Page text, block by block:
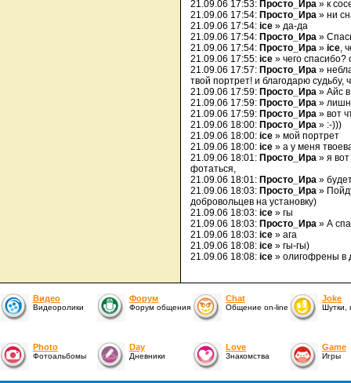
21.09.06 17:53: Просто_Ира » к
21.09.06 17:54: Просто_Ира » ни
21.09.06 17:54: ice » да-да
21.09.06 17:54: Просто_Ира »
21.09.06 17:54: Просто_Ира » ice,
21.09.06 17:55: ice » чего спасибо?
21.09.06 17:57: Просто_Ира »
твой портрет! и благодарю судьбу,
21.09.06 17:59: Просто_Ира » Айс
21.09.06 17:59: Просто_Ира »
21.09.06 17:59: Просто_Ира » вот
21.09.06 18:00: Просто_Ира » :-)))
21.09.06 18:00: ice » мой портрет
21.09.06 18:00: ice » а у меня
21.09.06 18:01: Просто_Ира » я
фотаться,
21.09.06 18:01: Просто_Ира »
21.09.06 18:03: Просто_Ира »
добровольцев на установку)
21.09.06 18:03: ice » гы
21.09.06 18:03: Просто_Ира » А
21.09.06 18:03: ice » ага
21.09.06 18:08: ice » гы-гы)
21.09.06 18:08: ice » олигофрены в
Видео
Видеоролики
Форум
Форум общения
Chat
Общение on-line
Joke
Шутки,
Photo
Фотоальбомы
Day
Дневники
Love
Знакомства
Game
Игры